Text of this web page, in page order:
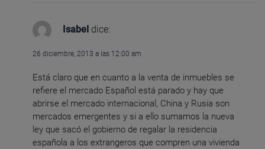
Isabel dice:
26 diciembre, 2013 a las 12:00 am
Está claro que en cuanto a la venta de inmuebles se
refiere el mercado Español está parado y hay que
abrirse el mercado internacional, China y Rusia son
mercados emergentes y si a ello sumamos la nueva
ley que sacó el gobierno de regalar la residencia
española a los extrangeros que compren una vivienda